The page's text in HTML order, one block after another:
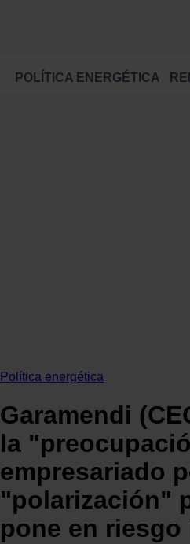
POLÍTICA ENERGÉTICA
Política energética
Garamendi
la
empresariado
"polarización"
pone en